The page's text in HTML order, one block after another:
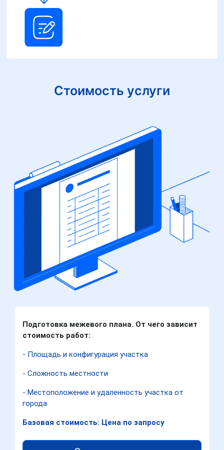
Стоимость услуги
Подготовка межевого плана. От чего зависит
стоимость работ:
- Площадь и конфигурация участка
- Сложность местности
- Местоположение и удаленность участка от
города
Базовая стоимость: Цена по запросу